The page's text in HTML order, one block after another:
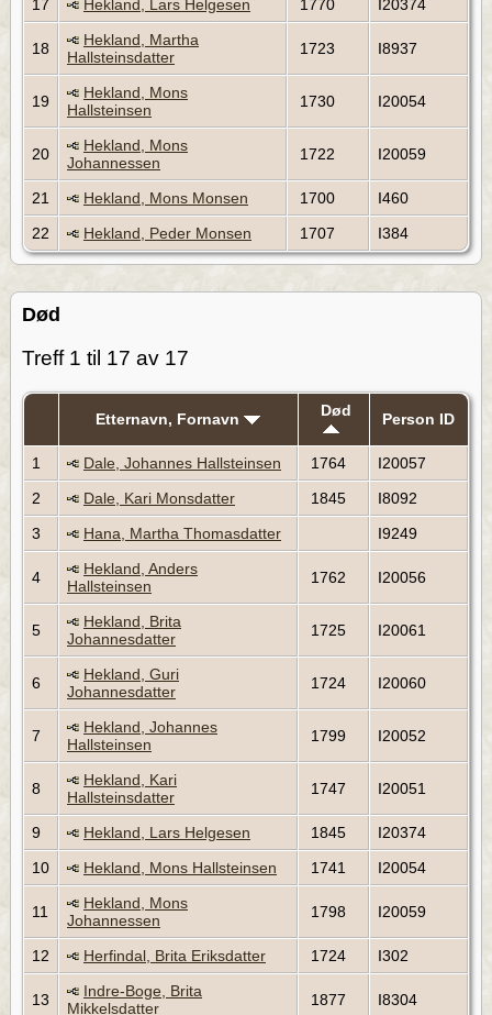
17 Hekland, Lars Helgesen 1770 I20374
18
Hekland, Martha
Hallsteinsdatter
1723 I8937
19
Hekland, Mons
Hallsteinsen
1730 I20054
20
Hekland, Mons
Johannessen
1722 I20059
21 Hekland, Mons Monsen 1700
I460
22
Hekland, Peder Monsen 1707 I384
Død
Treff 1 til 17 av 17
Etternavn, Fornavn Død Person ID
1 Dale, Johannes Hallsteinsen 1764
I20057
2
Dale, Kari Monsdatter 1845
I8092
3
Hana, Martha Thomasdatter I9249
4
Hekland, Anders
Hallsteinsen
1762 I20056
5
Hekland, Brita
Johannesdatter
1725 I20061
6
Hekland, Guri
Johannesdatter
1724 I20060
7
Hekland, Johannes
Hallsteinsen
1799 I20052
8
Hekland, Kari
Hallsteinsdatter
1747 I20051
9 Hekland, Lars Helgesen 1845
I20374
10
Hekland, Mons Hallsteinsen 1741 I20054
11
Hekland, Mons
Johannessen
1798 I20059
12 Herfindal, Brita Eriksdatter 1724 I302
13
Indre-Boge, Brita
Mikkelsdatter
1877 I8304